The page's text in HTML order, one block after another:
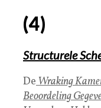
(4)
Structurele
DeWraking
Beoordeling